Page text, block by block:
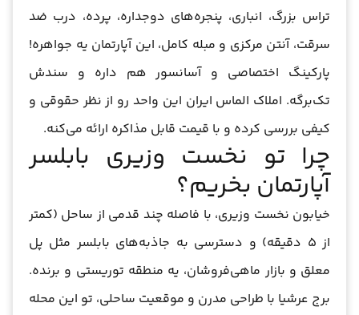
تراس بزرگ، انباری، پنجره‌های دوجداره، پرده، درب ضد
سرقت، آنتن مرکزی و مبله کامل، این آپارتمان یه جواهره!
پارکینگ اختصاصی و آسانسور هم داره و سندش
تک‌برگه. املاک الماس ایران این واحد رو از نظر حقوقی و
کیفی بررسی کرده و با قیمت قابل مذاکره ارائه می‌کنه.
چرا تو نخست وزیری بابلسر
آپارتمان بخریم؟
خیابون نخست وزیری، با فاصله چند قدمی از ساحل (کمتر
از 5 دقیقه) و دسترسی به جاذبه‌های بابلسر مثل پل
معلق و بازار ماهی‌فروشان، یه منطقه توریستی و برنده.
برج عرشیا با طراحی مدرن و موقعیت ساحلی، تو این محله